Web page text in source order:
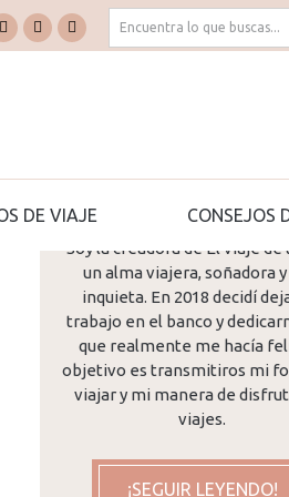
Pinterest
window
YouTube
window
TripAdvisor
window
DE VIAJE CONSEJOS
¡Hola! Me llamo Mª
Soy la creadora de El viaje de
un alma viajera, soñadora
inquieta. En 2018 decidí
trabajo en el banco y
que realmente me hacía
objetivo es transmitiros mi
viajar y mi manera de
viajes.
¡SEGUIR LEYENDO!